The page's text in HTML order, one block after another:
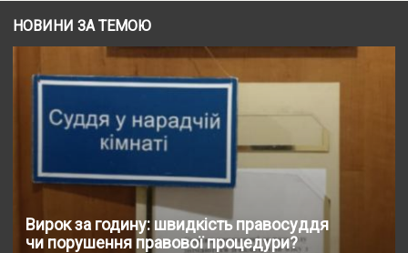
НОВИНИ ЗА ТЕМОЮ
Вирок за годину: швидкість правосуддя
чи порушення правової процедури?